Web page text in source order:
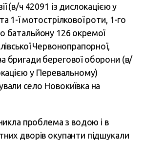
(в/ч 42091 із дислокацією у
1-ї мотострілкової роти, 1-го
батальйону 126 окремої
Червонопрапорної,
бригади берегової оборони (в/
у Перевальному)
село Новокиївка на
проблема з водою і в
дворів окупанти підшукали